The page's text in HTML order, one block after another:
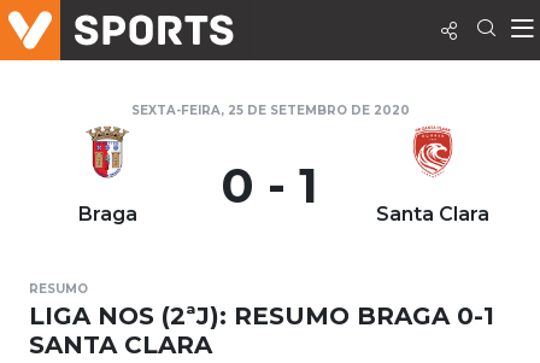
SEXTA-FEIRA, 25 DE SETEMBRO DE 2020
Braga 0 - 1 Santa Clara
RESUMO
LIGA NOS (2ªJ): RESUMO BRAGA 0-1
SANTA CLARA